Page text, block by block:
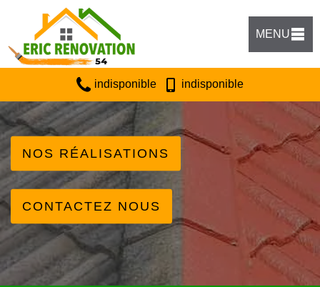
MENU
indisponible indisponible
NOS RÉALISATIONS
CONTACTEZ NOUS